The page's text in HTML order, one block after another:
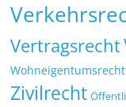
Vertragsrecht
Wohneigentumsrecht
Zivilrecht